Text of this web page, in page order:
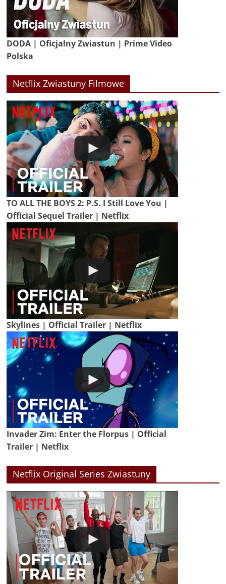
DODA | Oficjalny Zwiastun | Prime Video
Polska
Netflix Zwiastuny Filmowe
TO ALL THE BOYS 2: P.S. I Still Love You |
Official Sequel Trailer | Netflix
Skylines | Official Trailer | Netflix
Invader Zim: Enter the Florpus | Official
Trailer | Netflix
Netflix Original Series Zwiastuny